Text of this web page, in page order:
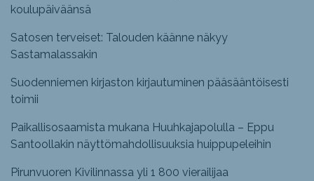
koulupäiväänsä
Satosen terveiset: Talouden käänne näkyy
Sastamalassakin
Suodenniemen kirjaston kirjautuminen pääsääntöisesti
toimii
Paikallisosaamista mukana Huuhkajapolulla – Eppu
Santoollakin näyttömahdollisuuksia huippupeleihin
Pirunvuoren Kivilinnassa yli 1 800 vierailijaa